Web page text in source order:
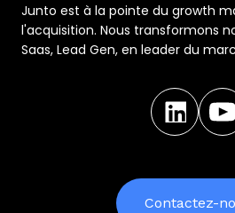
Junto est à la pointe du growth
l'acquisition. Nous transformons
Saas, Lead Gen, en leader du
Contactez-